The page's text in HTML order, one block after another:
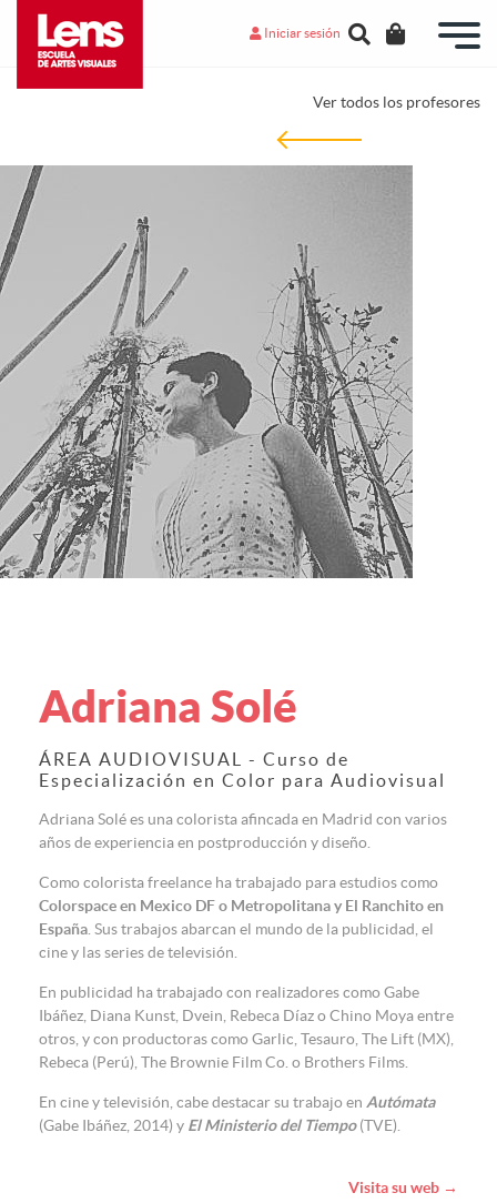
Iniciar sesión
Ver todos los profesores
Adriana Solé
ÁREA AUDIOVISUAL - Curso de
Especialización en Color para Audiovisual
Adriana Solé es una colorista afincada en Madrid con varios
años de experiencia en postproducción y diseño.
Como colorista freelance ha trabajado para estudios como
Colorspace en Mexico DF o Metropolitana y El Ranchito en
España . Sus trabajos abarcan el mundo de la publicidad, el
cine y las series de televisión.
En publicidad ha trabajado con realizadores como Gabe
Ibáñez, Diana Kunst, Dvein, Rebeca Díaz o Chino Moya entre
otros, y con productoras como Garlic, Tesauro, The Lift (MX),
Rebeca (Perú), The Brownie Film Co. o Brothers Films.
En cine y televisión, cabe destacar su trabajo en Autómata
(Gabe Ibáñez, 2014) y El Ministerio del Tiempo(TVE).
Visita su web →